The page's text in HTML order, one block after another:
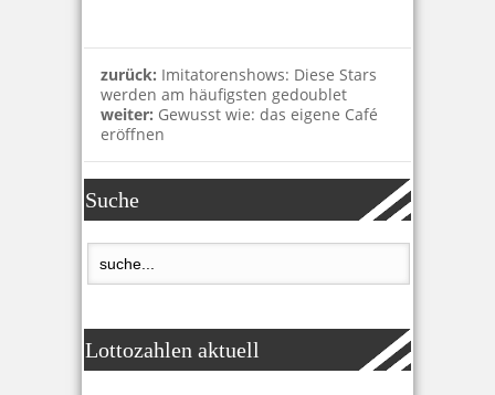
zurück: Imitatorenshows: Diese Stars
werden am häufigsten gedoublet
weiter: Gewusst wie: das eigene Café
eröffnen
Suche
Lottozahlen aktuell